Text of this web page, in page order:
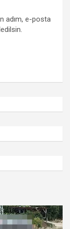
adım, e-posta